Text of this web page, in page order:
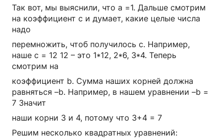
Так вот, мы выяснили, что a =1. Дальше смотрим
на коэффициент c и думает, какие целые числа
надо
перемножить, чтоб получилось c. Например,
наше c = 12 12 – это 1*12, 2*6, 3*4. Теперь
смотрим на
коэффициент b. Сумма наших корней должна
равняться –b. Например, в нашем уравнении –b =
7 Значит
наши корни 3 и 4, потому что 3+4 = 7
Решим несколько квадратных уравнений: